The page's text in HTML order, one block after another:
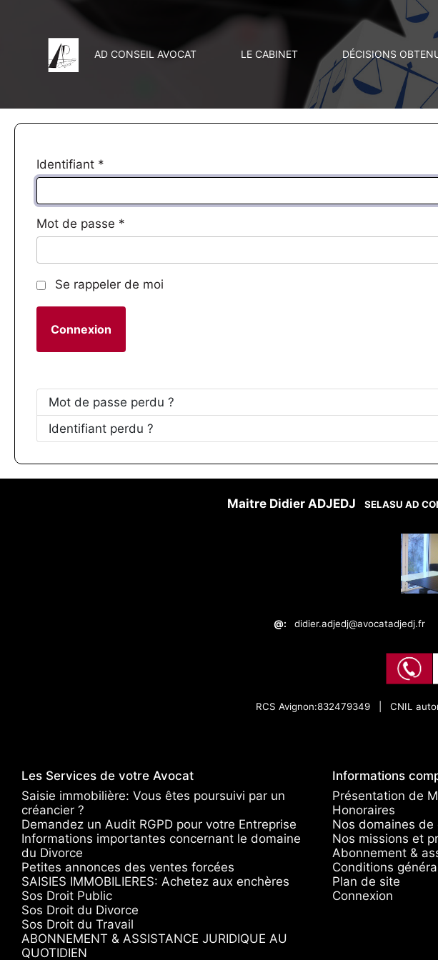
AD CONSEIL AVOCAT LE CABINET DÉCISIONS
Identifiant *
Mot de passe *
Se rappeler de moi
Connexion
Mot de passe perdu ?
Identifiant perdu ?
Maitre Didier ADJEDJ SELASU AD
@: didier.adjedj@avocatadjedj.fr
RCS Avignon:832479349 | CNIL
Les Services de votre Avocat
Saisie immobilière: Vous êtes poursuivi par un
créancier ?
Demandez un Audit RGPD pour votre Entreprise
Informations importantes concernant le domaine
du Divorce
Petites annonces des ventes forcées
SAISIES IMMOBILIERES: Achetez aux enchères
Sos Droit Public
Sos Droit du Divorce
Sos Droit du Travail
ABONNEMENT & ASSISTANCE JURIDIQUE AU
QUOTIDIEN
Informations
Présentation de
Honoraires
Nos domaines de
Nos missions et
Abonnement &
Conditions
Plan de site
Connexion